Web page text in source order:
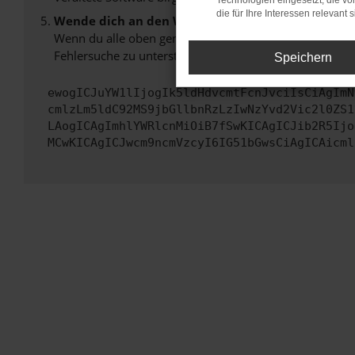
Wende dich an den Webseitenbetreiber.
Wenn du alle oben genannten Schritte versucht hast,
Fehlersuche zu unterstützen:
die für Ihre Interessen relevant
Speichern